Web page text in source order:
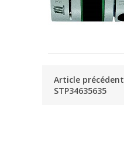
Article précédent
STP34635635